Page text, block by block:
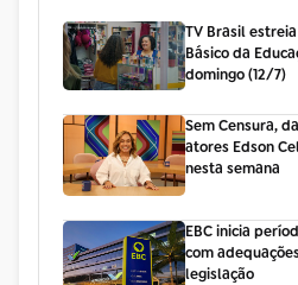
TV Brasil
Básico da
domingo (12/7)
Sem Censura,
atores Edson
nesta semana
EBC inicia
com
legislação